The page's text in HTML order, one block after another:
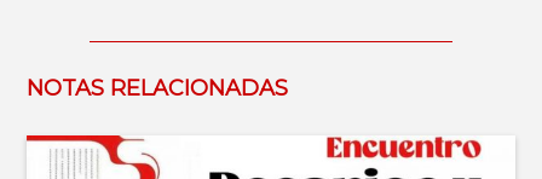
NOTAS RELACIONADAS